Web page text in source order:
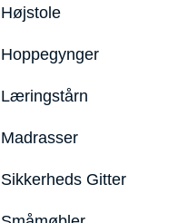
Højstole
Hoppegynger
Læringstårn
Madrasser
Sikkerheds Gitter